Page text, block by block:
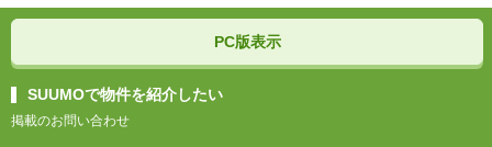
山口
熊本
PC版表示
SUUMOで物件を紹介したい
掲載のお問い合わせ